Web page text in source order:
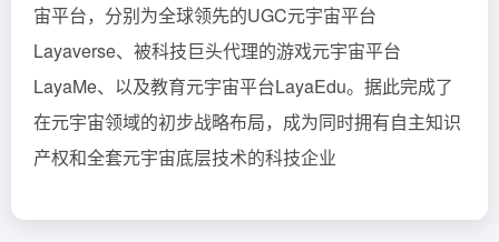
宙平台，分别为全球领先的UGC元宇宙平台
Layaverse、被科技巨头代理的游戏元宇宙平台
LayaMe、以及教育元宇宙平台LayaEdu。据此完成了
在元宇宙领域的初步战略布局，成为同时拥有自主知识
产权和全套元宇宙底层技术的科技企业